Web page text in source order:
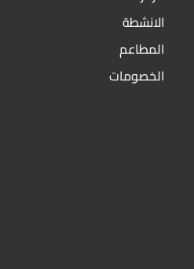
الانشطة
المطاعم
الخصومات